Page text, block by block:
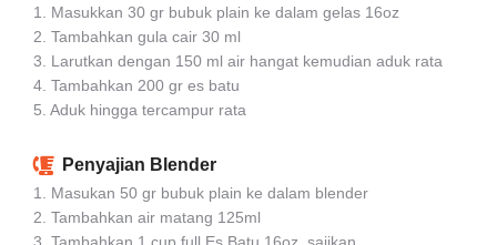
1. Masukkan 30 gr bubuk plain ke dalam gelas 16oz
2. Tambahkan gula cair 30 ml
3. Larutkan dengan 150 ml air hangat kemudian aduk rata
4. Tambahkan 200 gr es batu
5. Aduk hingga tercampur rata
Penyajian Blender
1. Masukan 50 gr bubuk plain ke dalam blender
2. Tambahkan air matang 125ml